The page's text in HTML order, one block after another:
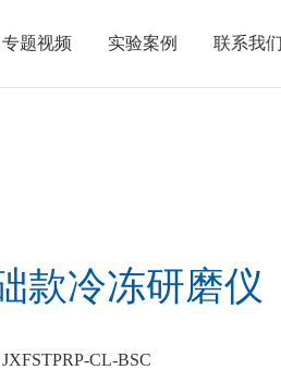
专题视频 实验案例 联系我们
款冷冻研磨仪
JXFSTPRP-CL-BSC